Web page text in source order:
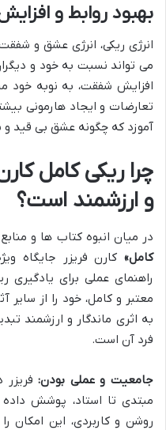
بهبود روابط و
انرژی ریکی، انرژی عشق و
می تواند نسبت به خود و
افزایش شفقت، به نوبه خود
تعارضات و ایجاد هارمونی
آموزد که چگونه عشق بی قید و
چرا ریکی کامل
و ارزشمند است؟
در میان انبوه کتاب ها و
کامل» کارن فریزر جایگاه
راهنمای عملی برای
معتبر و کامل، خود را از سایر
به اثری ماندگار و ارزشمند
فرد آن است.
جامعیت و عملی بودن:فریزر
مبتدی تا استاد، پوشش داده
روشن و کاربردی، این امکان